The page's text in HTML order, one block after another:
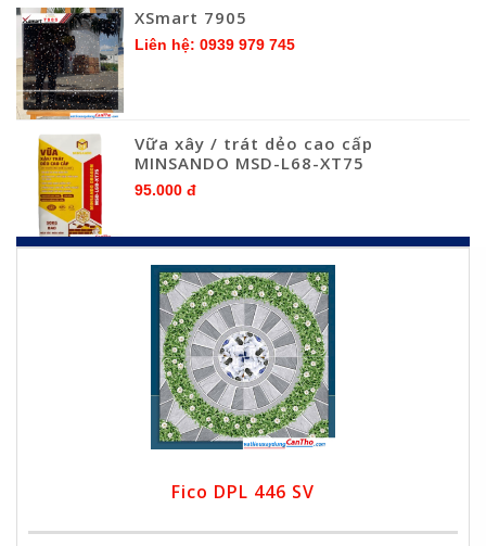
XSmart 7905
Liên hệ: 0939 979 745
Vữa xây / trát dẻo cao cấp
MINSANDO MSD-L68-XT75
95.000 đ
Fico DPL 446 SV